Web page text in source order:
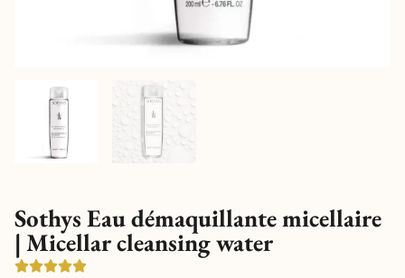
Sothys Eau démaquillante micellaire
| Micellar cleansing water